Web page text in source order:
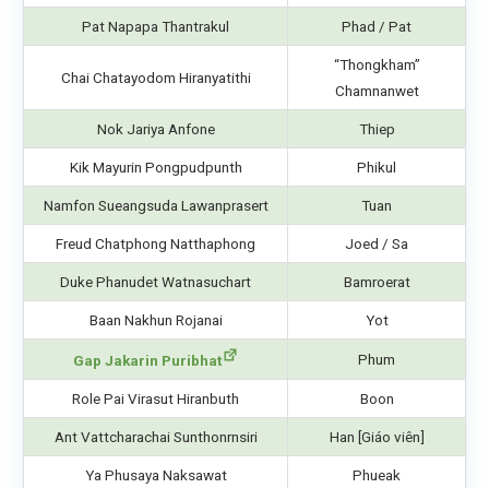
Pat Napapa Thantrakul Phad / Pat
Chai Chatayodom Hiranyatithi
“Thongkham”
Chamnanwet
Nok Jariya Anfone Thiep
Kik Mayurin Pongpudpunth Phikul
Namfon Sueangsuda Lawanprasert Tuan
Freud Chatphong Natthaphong Joed / Sa
Duke Phanudet Watnasuchart Bamroerat
Baan Nakhun Rojanai Yot
Gap Jakarin Puribhat Phum
Role Pai Virasut Hiranbuth Boon
Ant Vattcharachai Sunthonrnsiri Han [Giáo viên]
Ya Phusaya Naksawat Phueak